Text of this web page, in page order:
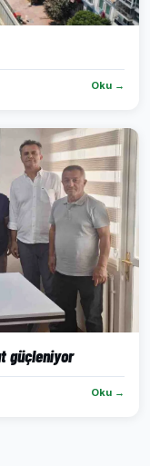
Oku →
güçleniyor
Oku →